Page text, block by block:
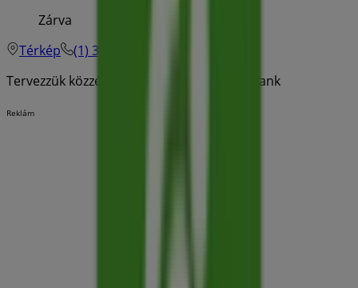
Zárva
Térkép
(1) 366-6388
Tervezzük közzétenni a kínálatokat - OTP Bank
Reklám